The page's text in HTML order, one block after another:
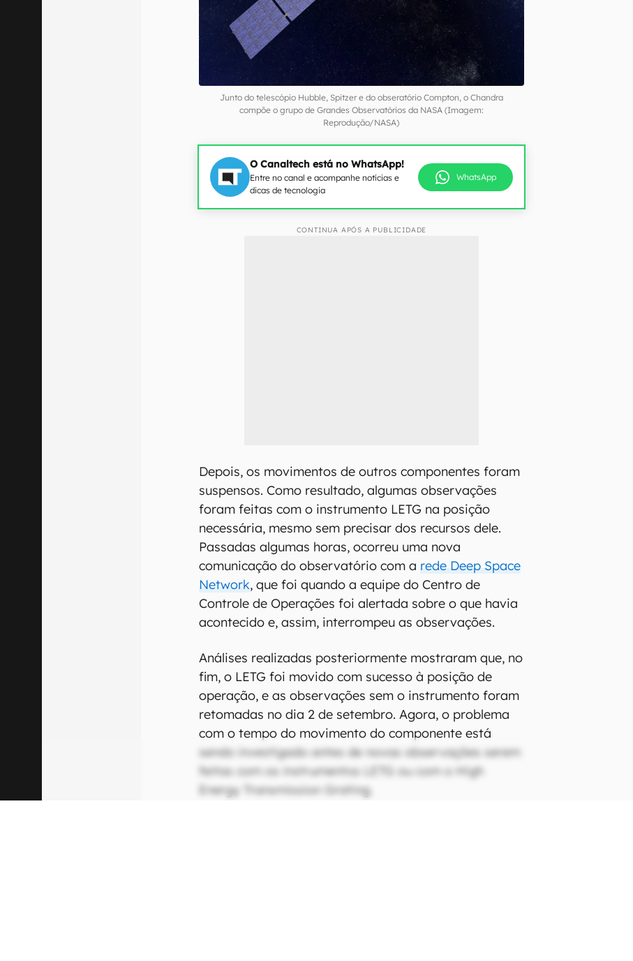
Junto do telescópio Hubble, Spitzer e do obseratório Compton, o Chandra
compõe o grupo de Grandes Observatórios da NASA (Imagem:
Reprodução/NASA)
O Canaltech está no WhatsApp!
Entre no canal e acompanhe notícias e
dicas de tecnologia
WhatsApp
CONTINUA APÓS A PUBLICIDADE
Depois, os movimentos de outros componentes foram
suspensos. Como resultado, algumas observações
foram feitas com o instrumento LETG na posição
necessária, mesmo sem precisar dos recursos dele.
Passadas algumas horas, ocorreu uma nova
comunicação do observatório com a rede Deep Space
Network, que foi quando a equipe do Centro de
Controle de Operações foi alertada sobre o que havia
acontecido e, assim, interrompeu as observações.
Análises realizadas posteriormente mostraram que, no
fim, o LETG foi movido com sucesso à posição de
operação, e as observações sem o instrumento foram
retomadas no dia 2 de setembro. Agora, o problema
com o tempo do movimento do componente está
sendo investigado antes de novas observações serem
feitas com os instrumentos LETG ou com o High
Energy Transmission Grating.